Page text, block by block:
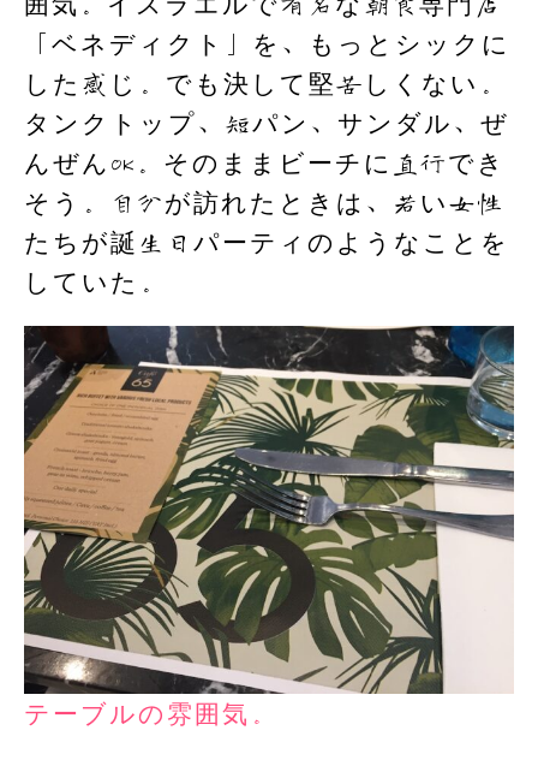
「ベネディクト」を、もっとシックに
した感じ。でも決して堅苦しくない。
タンクトップ、短パン、サンダル、ぜ
んぜんOK。そのままビーチに直行でき
そう。自分が訪れたときは、若い女性
たちが誕生日パーティのようなことを
していた。
テーブルの雰囲気。